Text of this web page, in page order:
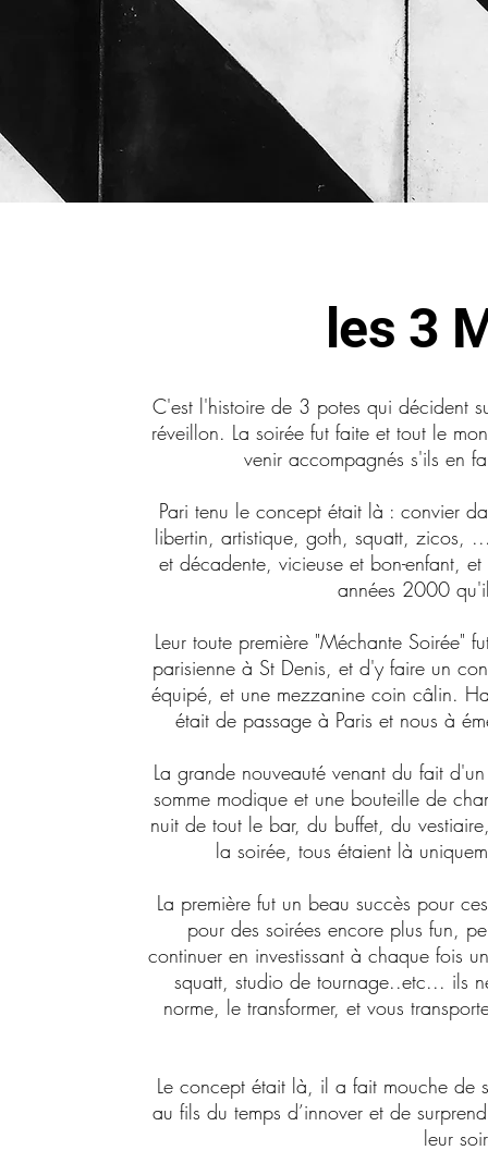
les 3
C'est l'histoire de 3 potes qui décident
réveillon. La soirée fut faite et tout le
venir accompagnés s'ils en
Pari tenu le concept était là : convier
libertin, artistique, goth, squatt, zicos,
et décadente, vicieuse et bon-enfant,
années 2000
Leur toute première "Méchante Soirée"
parisienne à St Denis, et d'y faire un
équipé, et une mezzanine coin câlin.
était de passage à Paris et nous à
La grande nouveauté venant du fait
somme modique et une bouteille de
nuit de tout le bar, du buffet, du
la soirée, tous étaient là
La première fut un beau succès pour
pour des soirées encore plus fun,
continuer en investissant à chaque fois
squatt, studio de tournage..etc... ils
norme, le transformer, et vous
Le concept était là, il a fait mouche de
au fils du temps d’innover et de
leur